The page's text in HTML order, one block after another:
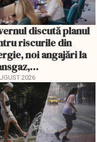
discută planul
riscurile din
noi angajări la
și
și
pentru di
2026